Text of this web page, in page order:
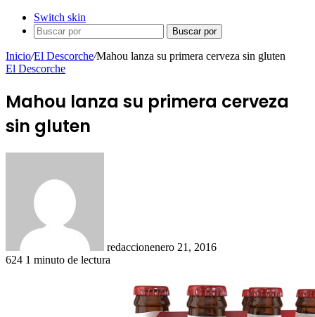
Switch skin
Buscar por
Inicio/El Descorche/Mahou lanza su primera cerveza sin gluten
El Descorche
Mahou lanza su primera cerveza
sin gluten
redaccionenero 21, 2016
624 1 minuto de lectura